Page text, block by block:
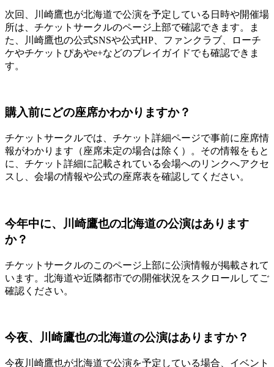
次回、川崎鷹也が北海道で公演を予定している日時や開催場
所は、チケットサークルのページ上部で確認できます。ま
た、川崎鷹也の公式SNSや公式HP、ファンクラブ、ローチ
ケやチケットぴあやe+などのプレイガイドでも確認できま
す。
購入前にどの座席かわかりますか？
チケットサークルでは、チケット詳細ページで事前に座席情
報がわかります（座席未定の場合は除く）。その情報をもと
に、チケット詳細に記載されている会場へのリンクへアクセ
スし、会場の情報や公式の座席表を確認してください。
今年中に、川崎鷹也の北海道の公演はあります
か？
チケットサークルのこのページ上部に公演情報が掲載されて
います。北海道や近隣都市での開催状況をスクロールしてご
確認ください。
今夜、川崎鷹也の北海道の公演はありますか？
今夜川崎鷹也が北海道で公演を予定している場合、イベント